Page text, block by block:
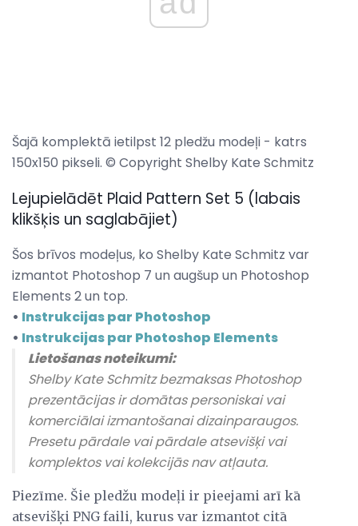
Šajā komplektā ietilpst 12 pledžu modeļi - katrs
150x150 pikseli. © Copyright Shelby Kate Schmitz
Lejupielādēt Plaid Pattern Set 5 (labais
klikšķis un saglabājiet)
Šos brīvos modeļus, ko Shelby Kate Schmitz var
izmantot Photoshop 7 un augšup un Photoshop
Elements 2 un top.
• Instrukcijas par Photoshop
• Instrukcijas par Photoshop Elements
Lietošanas noteikumi:
Shelby Kate Schmitz bezmaksas Photoshop
prezentācijas ir domātas personiskai vai
komerciālai izmantošanai dizainparaugos.
Presetu pārdale vai pārdale atsevišķi vai
komplektos vai kolekcijās nav atļauta.
Piezīme. Šie pledžu modeļi ir pieejami arī kā
atsevišķi PNG faili, kurus var izmantot citā